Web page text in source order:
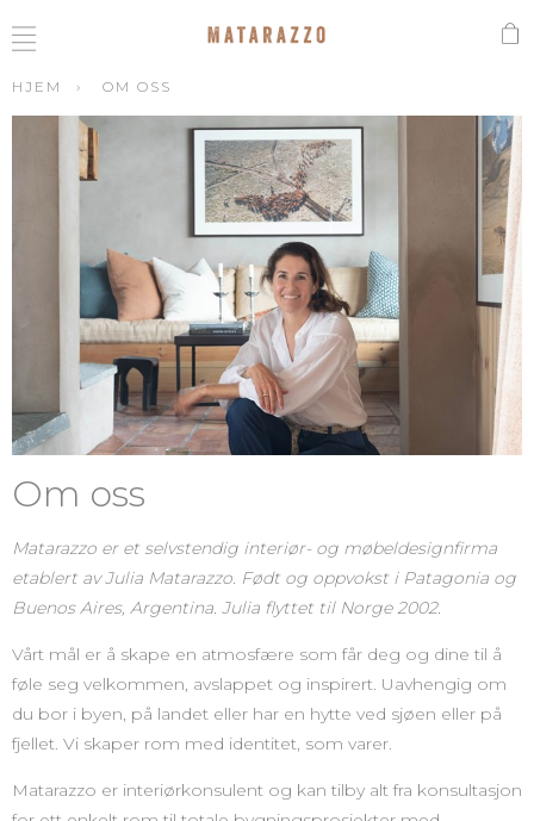
HJEM OM OSS
Om oss
Matarazzo er et selvstendig interiør- og møbeldesignfirma
etablert av Julia Matarazzo. Født og oppvokst i Patagonia og
Buenos Aires, Argentina. Julia flyttet til Norge 2002.
Vårt mål er å skape en atmosfære som får deg og dine til å
føle seg velkommen, avslappet og inspirert. Uavhengig om
du bor i byen, på landet eller har en hytte ved sjøen eller på
fjellet. Vi skaper rom med identitet, som varer.
Matarazzo er interiørkonsulent og kan tilby alt fra konsultasjon